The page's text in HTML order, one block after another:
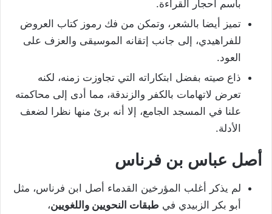
باسم أحجار القراءة.
تميز أيضا بالشعر، وتمكن من فك رموز كتاب العروض
للفراهيدي، إلى جانب إتقانه الموسيقى والعزف على
العود.
ذاع صيته بفضل ابتكاراته التي تجاوزت زمنه، لكنه
تعرض لاتهامات بالكفر والزندقة، مما أدى إلى محاكمته
علنا في المسجد الجامع، إلا أنه برئ منها نظرا لضعف
الأدلة.
أصل عباس بن فرناس
لم يذكر أغلب المؤرخين القدماء أصل ابن فرناس، مثل
أبو بكر الزبيدي في طبقات النحويين واللغويين،